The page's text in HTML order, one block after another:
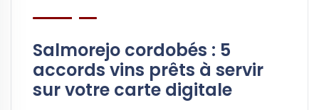
Salmorejo cordobés : 5
accords vins prêts à servir
sur votre carte digitale